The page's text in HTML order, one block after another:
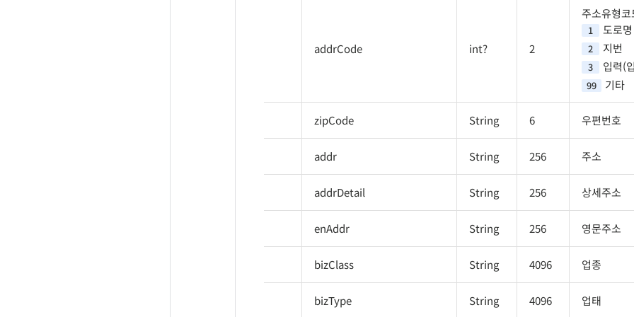
addrCode int? 2
주소유형코
1 도로명
2 지번
3 입력(
99 기타
zipCode String 6 우편번호
addr String 256 주소
addrDetail String 256 상세주소
enAddr String 256 영문주소
bizClass String 4096 업종
bizType String 4096 업태